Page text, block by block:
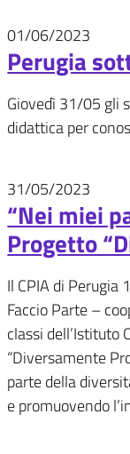
01/06/2023
Perugia
Giovedì 31/05 gli
didattica per
31/05/2023
“Nei miei
Progetto
Il CPIA di Perugia
Faccio Parte –
classi dell’Istituto
“Diversamente
parte della
e promuovendo